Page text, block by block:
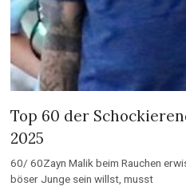
Top 60 der
2025
60/ 60Zayn Malik beim Rauchen
böser Junge sein willst, musst